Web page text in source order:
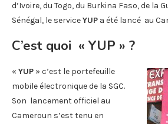
d’Ivoire, du Togo, du Burkina Faso, de la
Sénégal, le serviceYUP a été lancé au
C’est quoi « YUP » ?
« YUP » c’est le portefeuille
mobile électronique de la SGC.
Son lancement officiel au
Cameroun s’est tenu en